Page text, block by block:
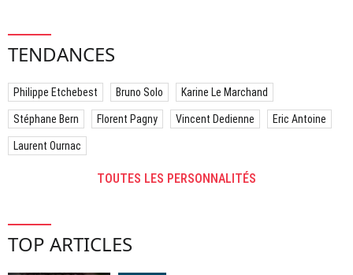
TENDANCES
Philippe Etchebest Bruno Solo Karine Le Marchand
Stéphane Bern Florent Pagny Vincent Dedienne Eric Antoine
Laurent Ournac
TOUTES LES PERSONNALITÉS
TOP ARTICLES